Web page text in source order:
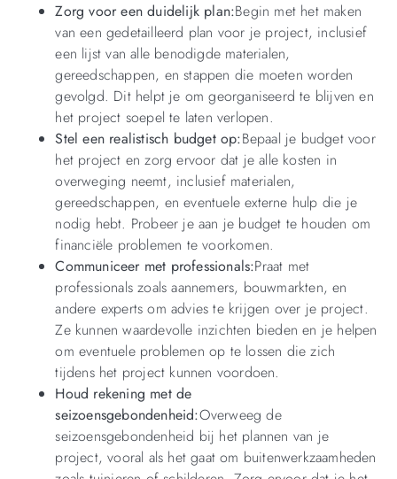
Zorg voor een duidelijk plan:Begin met het maken
van een gedetailleerd plan voor je project, inclusief
een lijst van alle benodigde materialen,
gereedschappen, en stappen die moeten worden
gevolgd. Dit helpt je om georganiseerd te blijven en
het project soepel te laten verlopen.
Stel een realistisch budget op:Bepaal je budget voor
het project en zorg ervoor dat je alle kosten in
overweging neemt, inclusief materialen,
gereedschappen, en eventuele externe hulp die je
nodig hebt. Probeer je aan je budget te houden om
financiële problemen te voorkomen.
Communiceer met professionals:Praat met
professionals zoals aannemers, bouwmarkten, en
andere experts om advies te krijgen over je project.
Ze kunnen waardevolle inzichten bieden en je helpen
om eventuele problemen op te lossen die zich
tijdens het project kunnen voordoen.
Houd rekening met de
seizoensgebondenheid:Overweeg de
seizoensgebondenheid bij het plannen van je
project, vooral als het gaat om buitenwerkzaamheden